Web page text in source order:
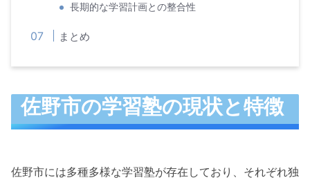
長期的な学習計画との整合性
まとめ
佐野市の学習塾の現状と特徴
佐野市には多種多様な学習塾が存在しており、それぞれ独